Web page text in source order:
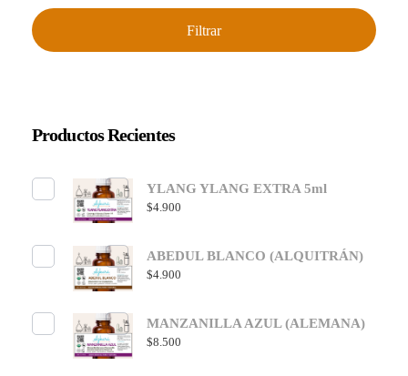
Filtrar
Productos Recientes
YLANG YLANG EXTRA 5ml
$4.900
ABEDUL BLANCO (ALQUITRÁN)
$4.900
MANZANILLA AZUL (ALEMANA)
$8.500